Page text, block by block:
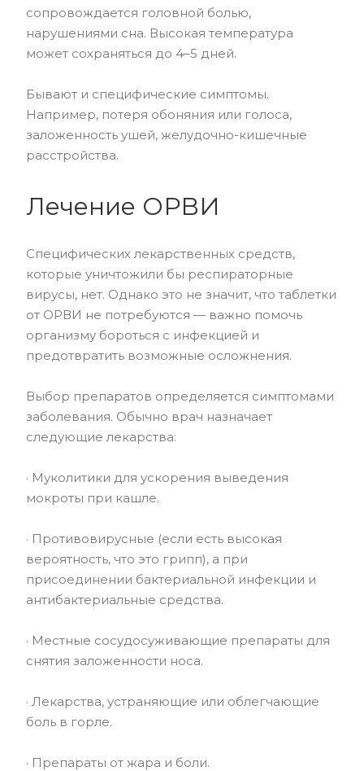
сопровождается головной болью,
нарушениями сна. Высокая температура
может сохраняться до 4–5 дней.
Бывают и специфические симптомы.
Например, потеря обоняния или голоса,
заложенность ушей, желудочно-кишечные
расстройства.
Лечение ОРВИ
Специфических лекарственных средств,
которые уничтожили бы респираторные
вирусы, нет. Однако это не значит, что таблетки
от ОРВИ не потребуются — важно помочь
организму бороться с инфекцией и
предотвратить возможные осложнения.
Выбор препаратов определяется симптомами
заболевания. Обычно врач назначает
следующие лекарства:
· Муколитики для ускорения выведения
мокроты при кашле.
· Противовирусные (если есть высокая
вероятность, что это грипп), а при
присоединении бактериальной инфекции и
антибактериальные средства.
· Местные сосудосуживающие препараты для
снятия заложенности носа.
· Лекарства, устраняющие или облегчающие
боль в горле.
· Препараты от жара и боли.